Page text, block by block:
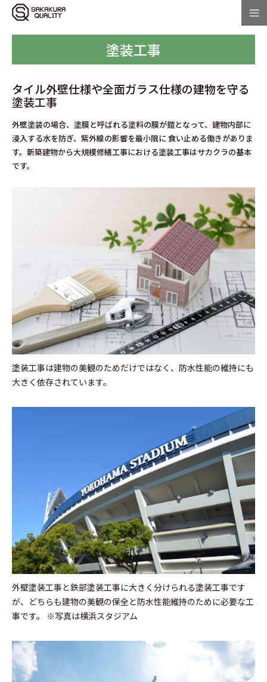
塗装工事
タイル外壁仕様や全面ガラス仕様の建物を守る
塗装工事
外壁塗装の場合、塗膜と呼ばれる塗料の膜が鎧となって、建物内部に
浸入する水を防ぎ、紫外線の影響を最小限に食い止める働きがありま
す。新築建物から大規模修繕工事における塗装工事はサカクラの基本
です。
塗装工事は建物の美観のためだけではなく、防水性能の維持にも
大きく依存されています。
外壁塗装工事と鉄部塗装工事に大きく分けられる塗装工事です
が、どちらも建物の美観の保全と防水性能維持のために必要な工
事です。 ※写真は横浜スタジアム